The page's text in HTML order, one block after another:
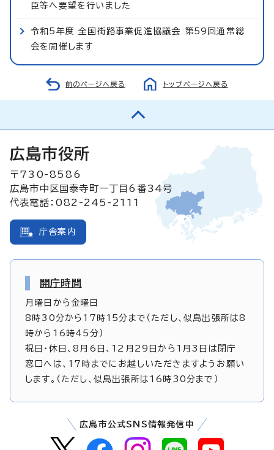
臣等へ要望を行いました
令和5年度 全国街路事業促進協議会 第59回通常総
会を開催します
前のページへ戻る トップページへ戻る
広島市役所
〒730-8586
広島市中区国泰寺町一丁目6番34号
代表電話：082-245-2111
庁舎案内
開庁時間
月曜日から金曜日
8時30分から17時15分まで（ただし、似島出張所は8
時から16時45分）
祝日・休日、8月6日、12月29日から1月3日は閉庁
窓口へは、17時までにお越しいただきますようお願い
します。（ただし、似島出張所は16時30分まで）
広島市公式SNS情報発信中